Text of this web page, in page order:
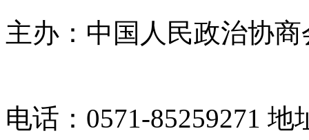
主办：中国人民政治协
电话：0571-85259271